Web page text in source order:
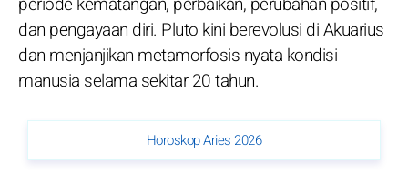
dan pengayaan diri. Pluto kini berevolusi di Akuarius
dan menjanjikan metamorfosis nyata kondisi
manusia selama sekitar 20 tahun.
Horoskop Aries 2026